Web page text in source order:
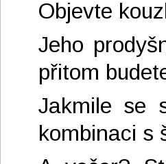
Objevte
Jeho
přitom
Jakmile se
kombinaci s